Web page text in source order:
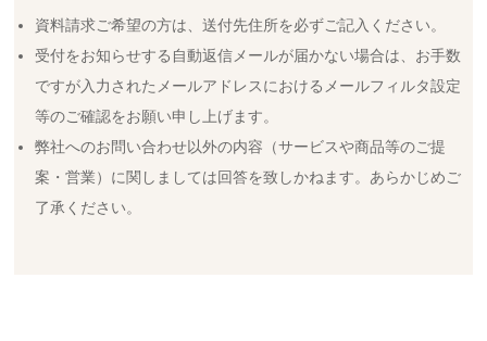
資料請求ご希望の方は、送付先住所を必ずご記入ください。
受付をお知らせする自動返信メールが届かない場合は、お手数
ですが入力されたメールアドレスにおけるメールフィルタ設定
等のご確認をお願い申し上げます。
弊社へのお問い合わせ以外の内容（サービスや商品等のご提
案・営業）に関しましては回答を致しかねます。あらかじめご
了承ください。